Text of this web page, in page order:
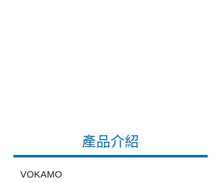
產品介紹
VOKAMO